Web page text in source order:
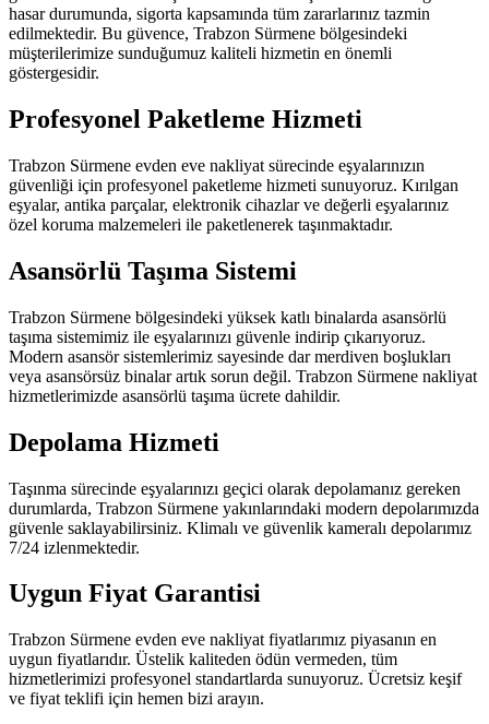
hasar durumunda, sigorta kapsamında tüm zararlarınız tazmin
edilmektedir. Bu güvence, Trabzon Sürmene bölgesindeki
müşterilerimize sunduğumuz kaliteli hizmetin en önemli
göstergesidir.
Profesyonel Paketleme Hizmeti
Trabzon Sürmene evden eve nakliyat sürecinde eşyalarınızın
güvenliği için profesyonel paketleme hizmeti sunuyoruz. Kırılgan
eşyalar, antika parçalar, elektronik cihazlar ve değerli eşyalarınız
özel koruma malzemeleri ile paketlenerek taşınmaktadır.
Asansörlü Taşıma Sistemi
Trabzon Sürmene bölgesindeki yüksek katlı binalarda asansörlü
taşıma sistemimiz ile eşyalarınızı güvenle indirip çıkarıyoruz.
Modern asansör sistemlerimiz sayesinde dar merdiven boşlukları
veya asansörsüz binalar artık sorun değil. Trabzon Sürmene nakliyat
hizmetlerimizde asansörlü taşıma ücrete dahildir.
Depolama Hizmeti
Taşınma sürecinde eşyalarınızı geçici olarak depolamanız gereken
durumlarda, Trabzon Sürmene yakınlarındaki modern depolarımızda
güvenle saklayabilirsiniz. Klimalı ve güvenlik kameralı depolarımız
7/24 izlenmektedir.
Uygun Fiyat Garantisi
Trabzon Sürmene evden eve nakliyat fiyatlarımız piyasanın en
uygun fiyatlarıdır. Üstelik kaliteden ödün vermeden, tüm
hizmetlerimizi profesyonel standartlarda sunuyoruz. Ücretsiz keşif
ve fiyat teklifi için hemen bizi arayın.